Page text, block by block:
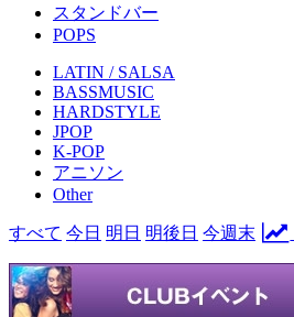
スタンドバー
POPS
LATIN / SALSA
BASSMUSIC
HARDSTYLE
JPOP
K-POP
アニソン
Other
すべて 今日 明日 明後日 今週末